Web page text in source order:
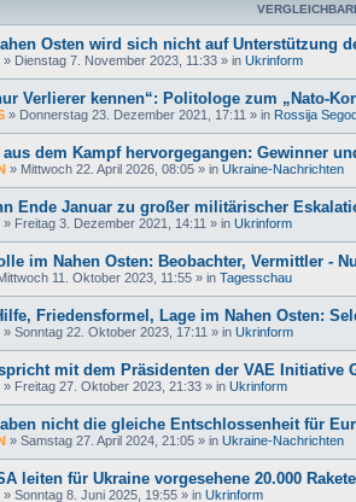
Osten wird sich nicht auf Unterstützung
» Dienstag 7. November 2023, 11:33 » in Ukrinform
Verlierer kennen“: Politologe zum „Nato-
» Donnerstag 23. Dezember 2021, 17:11 » in Rossija
aus dem Kampf hervorgegangen: Gewinner
» Mittwoch 22. April 2026, 08:05 » in Ukraine-Nachrichten
Ende Januar zu großer militärischer
» Freitag 3. Dezember 2021, 14:11 » in Ukrinform
im Nahen Osten: Beobachter, Vermittler -
11. Oktober 2023, 11:55 » in Tagesschau
Friedensformel, Lage im Nahen Osten:
» Sonntag 22. Oktober 2023, 17:11 » in Ukrinform
mit dem Präsidenten der VAE Initiative
» Freitag 27. Oktober 2023, 21:33 » in Ukrinform
nicht die gleiche Entschlossenheit für
» Samstag 27. April 2024, 21:05 » in Ukraine-Nachrichten
leiten für Ukraine vorgesehene 20.000
» Sonntag 8. Juni 2025, 19:55 » in Ukrinform